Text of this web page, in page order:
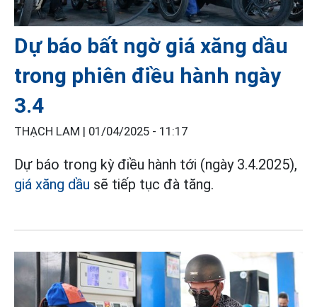
Dự báo bất ngờ giá xăng dầu
trong phiên điều hành ngày
3.4
THẠCH LAM | 01/04/2025 - 11:17
Dự báo trong kỳ điều hành tới (ngày 3.4.2025),
giá xăng dầu sẽ tiếp tục đà tăng.